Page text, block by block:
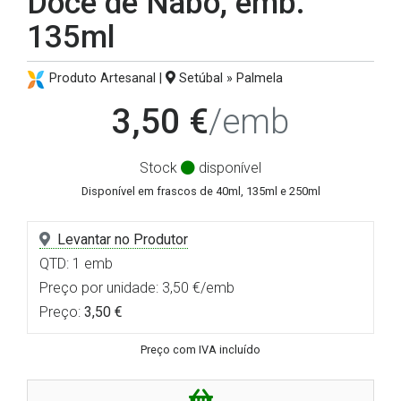
135ml
Produto Artesanal | Setúbal » Palmela
3,50 €/emb
Stock disponível
Disponível em frascos de 40ml, 135ml e 250ml
Levantar no Produtor
QTD: 1 emb
Preço por unidade: 3,50 €/emb
Preço: 3,50 €
Preço com IVA incluído